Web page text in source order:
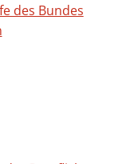
des Bundes